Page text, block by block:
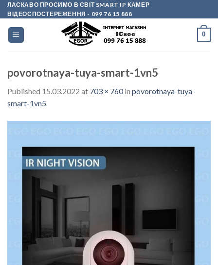
Skip
to
content
ЛАСКАВО ПРОСИМО В СВІТ SMART IP КАМЕР
ВІДЕОСПОСТЕРЕЖЕННЯ - 099 76 15 888
0
povorotnaya-tuya-smart-1vn5
Published 15.03.2022 at 703 × 760in povorotnaya-tuya-
smart-1vn5